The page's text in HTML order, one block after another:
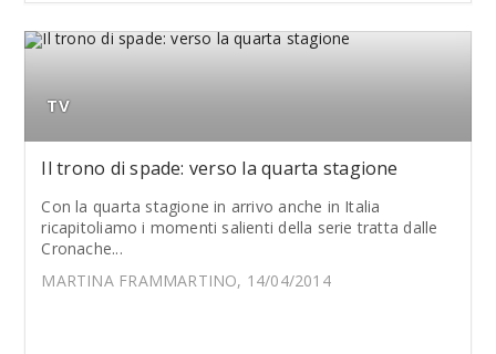
TV
Il trono di spade: verso la quarta stagione
Con la quarta stagione in arrivo anche in Italia
ricapitoliamo i momenti salienti della serie tratta dalle
Cronache...
MARTINA FRAMMARTINO, 14/04/2014